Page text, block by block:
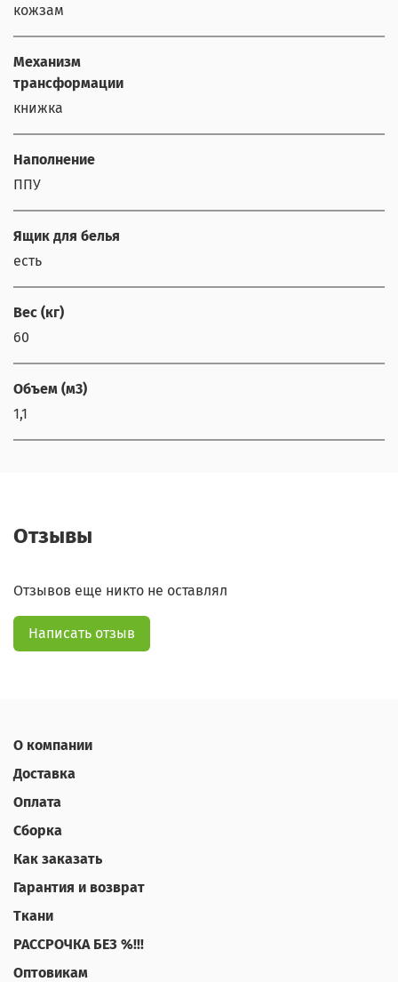
кожзам
Механизм
трансформации
книжка
Наполнение
ППУ
Ящик для белья
есть
Вес (кг)
60
Объем (м3)
1,1
Отзывы
Отзывов еще никто не оставлял
Написать отзыв
О компании
Доставка
Оплата
Сборка
Как заказать
Гарантия и возврат
Ткани
РАССРОЧКА БЕЗ %!!!
Оптовикам